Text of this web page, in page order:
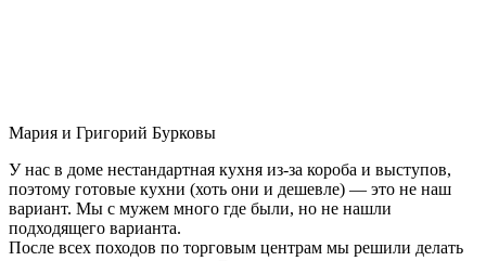
Мария и Григорий Бурковы
У нас в доме нестандартная кухня из-за короба и выступов,
поэтому готовые кухни (хоть они и дешевле) — это не наш
вариант. Мы с мужем много где были, но не нашли
подходящего варианта.
После всех походов по торговым центрам мы решили делать